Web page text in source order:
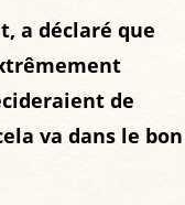
a déclaré que
de
va dans le bon